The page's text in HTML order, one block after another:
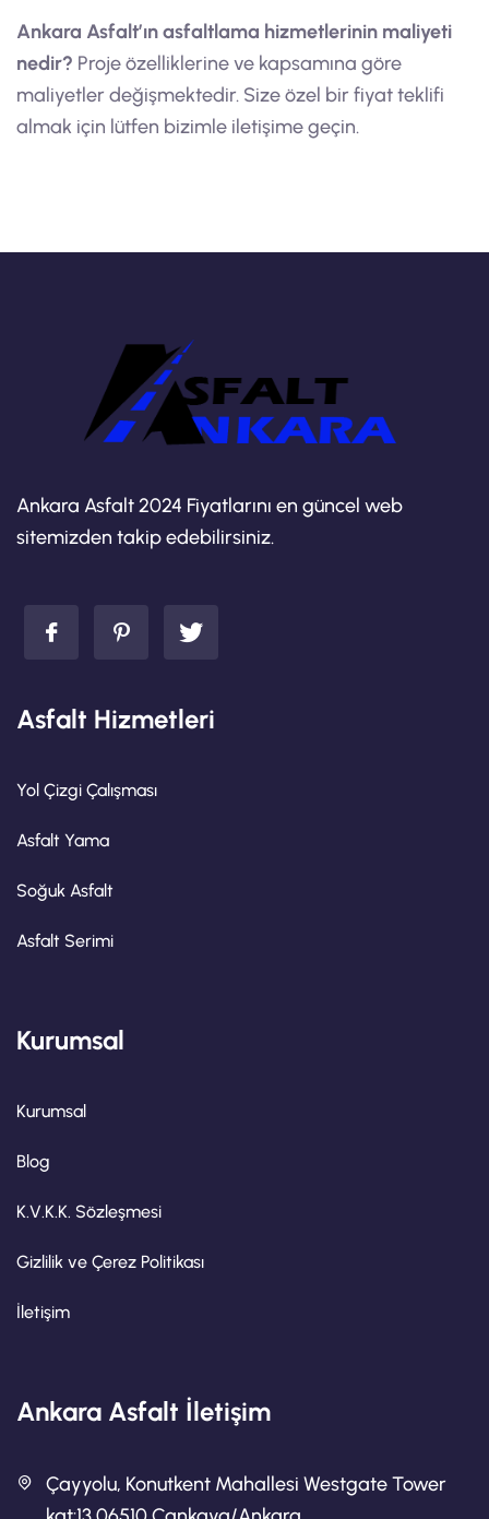
Ankara Asfalt’ın asfaltlama hizmetlerinin maliyeti
nedir? Proje özelliklerine ve kapsamına göre
maliyetler değişmektedir. Size özel bir fiyat teklifi
almak için lütfen bizimle iletişime geçin.
Ankara Asfalt 2024 Fiyatlarını en güncel web
sitemizden takip edebilirsiniz.
Asfalt Hizmetleri
Yol Çizgi Çalışması
Asfalt Yama
Soğuk Asfalt
Asfalt Serimi
Kurumsal
Kurumsal
Blog
K.V.K.K. Sözleşmesi
Gizlilik ve Çerez Politikası
İletişim
Ankara Asfalt İletişim
Çayyolu, Konutkent Mahallesi Westgate Tower